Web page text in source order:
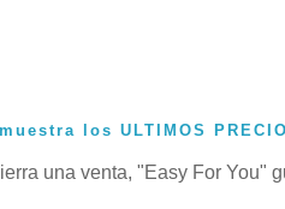
los ULTIMOS
una venta, "Easy For You"